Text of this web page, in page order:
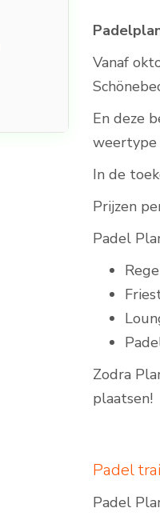
Vanaf
En deze
weertype
In de
Prijzen
Padel
Zodra
plaatsen!
Padel
Padel
Indoor Padelbanen